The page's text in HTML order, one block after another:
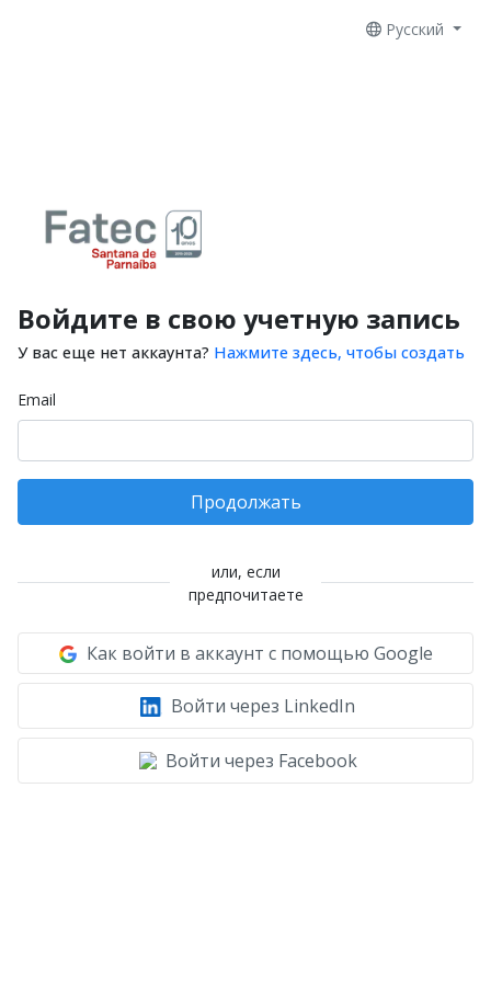
Русский
Войдите в свою учетную запись
У вас еще нет аккаунта? Нажмите здесь, чтобы создать
Email
Продолжать
или, если
предпочитаете
Как войти в аккаунт с помощью Google
Войти через LinkedIn
Войти через Facebook